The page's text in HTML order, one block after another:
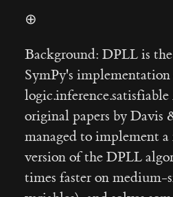
⊕
Background: DPLL is
SymPy's
original papers by Davis
managed to implement
version of the DPLL
times faster on medium-